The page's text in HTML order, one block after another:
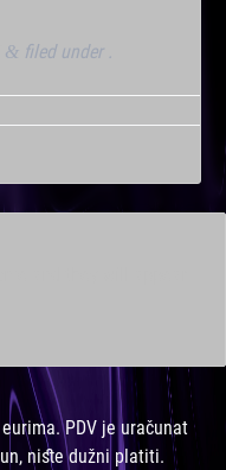
& filed under .
PDV je uračunat
niste dužni platiti.